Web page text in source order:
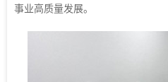
事业高质量发展。